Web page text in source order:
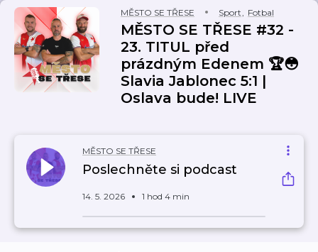
MĚSTO SE TŘESE Sport, Fotbal
MĚSTO SE TŘESE #32 -
23. TITUL před
prázdným Edenem 🏆😳
Slavia Jablonec 5:1 |
Oslava bude! LIVE
MĚSTO SE TŘESE
Poslechněte si podcast
14. 5. 2026 1 hod 4 min